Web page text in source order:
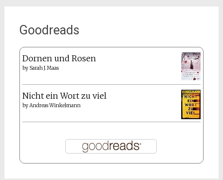
Goodreads
Dornen und Rosen
by Sarah J. Maas
Nicht ein Wort zu viel
byAndreas Winkelmann